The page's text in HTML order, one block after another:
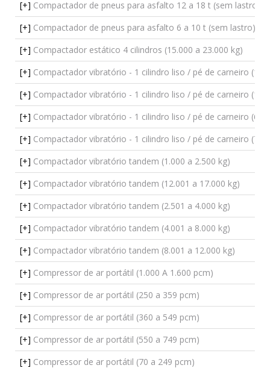
[+] Compactador de pneus para asfalto 12 a 18 t (sem lastro)
[+] Compactador de pneus para asfalto 6 a 10 t (sem lastro)
[+] Compactador estático 4 cilindros (15.000 a 23.000 kg)
[+] Compactador vibratório - 1 cilindro liso / pé de carneiro (10
[+] Compactador vibratório - 1 cilindro liso / pé de carneiro (14
[+] Compactador vibratório - 1 cilindro liso / pé de carneiro (6 a
[+] Compactador vibratório - 1 cilindro liso / pé de carneiro (7 a
[+] Compactador vibratório tandem (1.000 a 2.500 kg)
[+] Compactador vibratório tandem (12.001 a 17.000 kg)
[+] Compactador vibratório tandem (2.501 a 4.000 kg)
[+] Compactador vibratório tandem (4.001 a 8.000 kg)
[+] Compactador vibratório tandem (8.001 a 12.000 kg)
[+] Compressor de ar portátil (1.000 A 1.600 pcm)
[+] Compressor de ar portátil (250 a 359 pcm)
[+] Compressor de ar portátil (360 a 549 pcm)
[+] Compressor de ar portátil (550 a 749 pcm)
[+] Compressor de ar portátil (70 a 249 pcm)